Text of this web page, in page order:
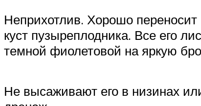
Неприхотлив. Хорошо
куст пузыреплодника. Все его
темной фиолетовой на яркую
Не высаживают его в низинах